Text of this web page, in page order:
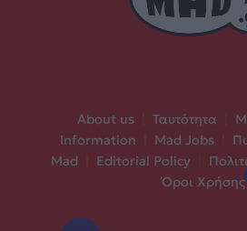
About us Ταυτότητα
Information
Mad Jobs
Mad
Editorial Policy
Όροι Χρήσης